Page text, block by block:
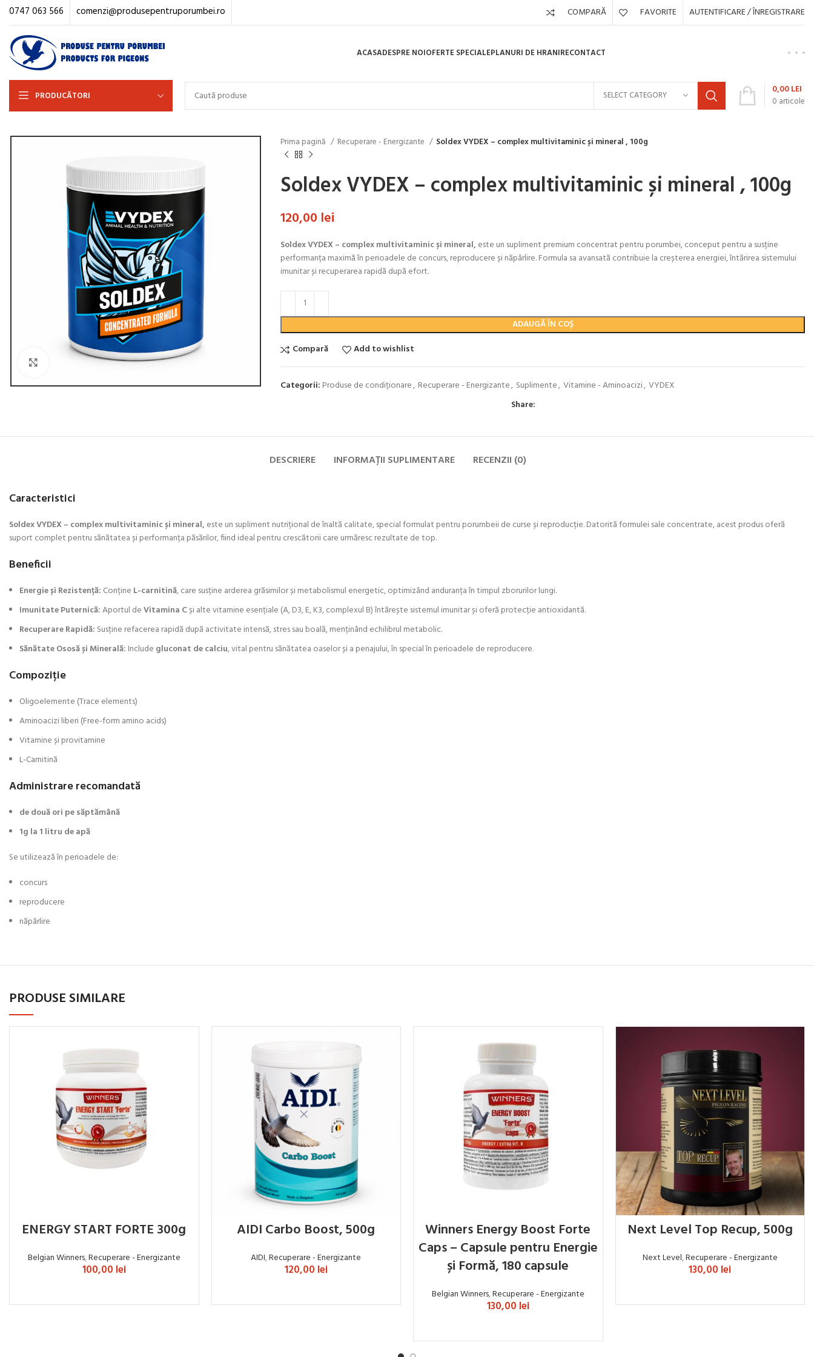
0747 063 566 comenzi@produsepentruporumbei.ro COMPARĂ FAVORITE AUTENTIFICARE / ÎNREGISTRARE
ACASADESPRE NOIOFERTE SPECIALEPLANURI DE HRANIRECONTACT
PRODUCĂTORI SELECT CATEGORY 0 articole
0,00LEI
Click to enlarge
Prima pagină Recuperare - Energizante Soldex VYDEX – complex multivitaminic și mineral , 100g
Soldex VYDEX – complex multivitaminic și mineral , 100g
120,00 lei
Soldex VYDEX – complex multivitaminic și mineral, este un supliment premium concentrat pentru porumbei, conceput pentru a susține
performanța maximă în perioadele de concurs, reproducere și năpârlire. Formula sa avansată contribuie la creșterea energiei, întărirea sistemului
imunitar și recuperarea rapidă după efort.
ADAUGĂ ÎN COȘ
Compară
Add to wishlist
Categorii: Produse de condiționare, Recuperare - Energizante, Suplimente, Vitamine - Aminoacizi, VYDEX
Share:
DESCRIERE INFORMAȚII SUPLIMENTARE RECENZII (0)
Caracteristici
Soldex VYDEX – complex multivitaminic și mineral, este un supliment nutrițional de înaltă calitate, special formulat pentru porumbeii de curse și reproducție. Datorită formulei sale concentrate, acest produs oferă
suport complet pentru sănătatea și performanța păsărilor, fiind ideal pentru crescătorii care urmăresc rezultate de top.
Beneficii
Energie și Rezistență: Conține L-carnitină, care susține arderea grăsimilor și metabolismul energetic, optimizând anduranța în timpul zborurilor lungi.
Imunitate Puternică:Aportul deVitamina Cși alte vitamine esențiale (A, D3, E, K3, complexul B) întărește sistemul imunitar și oferă protecție antioxidantă.
Recuperare Rapidă: Susține refacerea rapidă după activitate intensă, stres sau boală, menținând echilibrul metabolic.
Sănătate Ososă și Minerală: Include gluconat de calciu, vital pentru sănătatea oaselor și a penajului, în special în perioadele de reproducere.
Compoziție
Oligoelemente (Trace elements)
Aminoacizi liberi (Free-form amino acids)
Vitamine și provitamine
L-Carnitină
Administrare recomandată
de două ori pe săptămână
1g la 1 litru de apă
Se utilizează în perioadele de:
concurs
reproducere
năpârlire
PRODUSE SIMILARE
ENERGY START FORTE 300g
Belgian Winners,Recuperare - Energizante
100,00 lei
AIDI Carbo Boost, 500g
AIDI,Recuperare - Energizante
120,00 lei
Winners Energy Boost Forte
Caps – Capsule pentru Energie
și Formă, 180 capsule
Belgian Winners,Recuperare - Energizante
130,00 lei
Next Level Top Recup, 500g
Next Level,Recuperare - Energizante
130,00 lei